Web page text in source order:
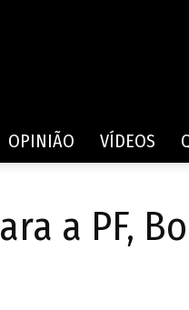
OPINIÃO VÍDEOS
a PF,